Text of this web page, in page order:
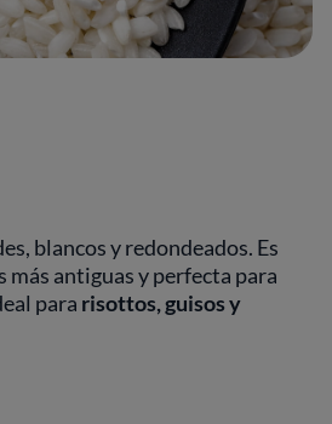
blancos y redondeados. Es
más antiguas y perfecta para
para risottos, guisos y